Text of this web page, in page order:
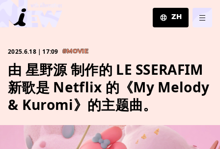
ZH
ZH
2025.6.18｜17:09 #MOVIE
由 星野源 制作的 LE SSERAFIM
新歌是 Netflix 的《My Melody
& Kuromi》的主题曲。